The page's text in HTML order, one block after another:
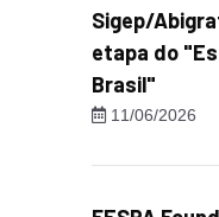
Sigep/
etapa do
Brasil"
11/06/2026